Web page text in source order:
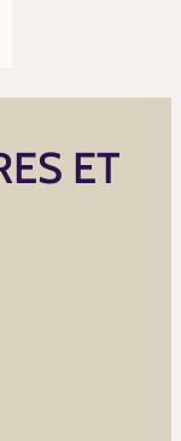
ET